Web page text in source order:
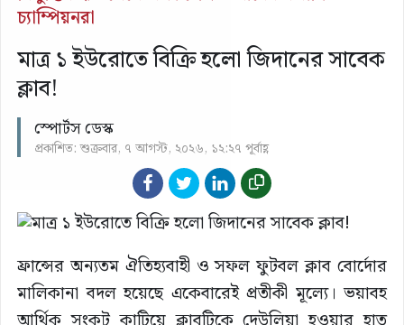
চ্যাম্পিয়নরা
মাত্র ১ ইউরোতে বিক্রি হলো জিদানের সাবেক
ক্লাব!
স্পোর্টস ডেস্ক
প্রকাশিত: শুক্রবার, ৭ আগস্ট, ২০২৬, ১২:২৭ পূর্বাহ্ণ
ফ্রান্সের অন্যতম ঐতিহ্যবাহী ও সফল ফুটবল ক্লাব বোর্দোর
মালিকানা বদল হয়েছে একেবারেই প্রতীকী মূল্যে। ভয়াবহ